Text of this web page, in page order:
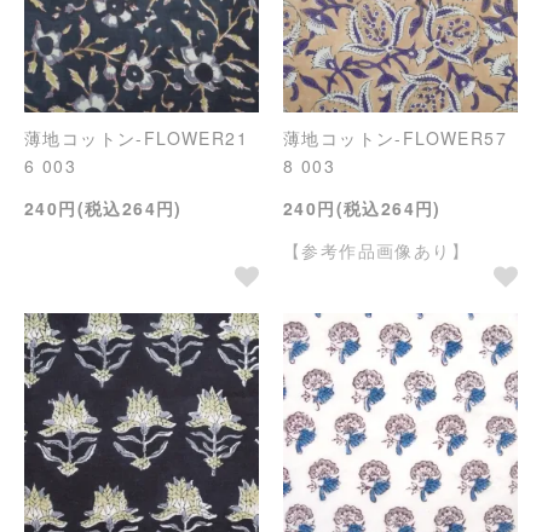
薄地コットン-FLOWER21
6 003
240円(税込264円)
薄地コットン-FLOWER57
8 003
240円(税込264円)
【参考作品画像あり】